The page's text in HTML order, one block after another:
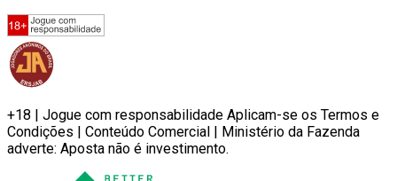
+18 | Jogue com responsabilidade Aplicam-se os Termos e
Condições | Conteúdo Comercial | Ministério da Fazenda
adverte: Aposta não é investimento.